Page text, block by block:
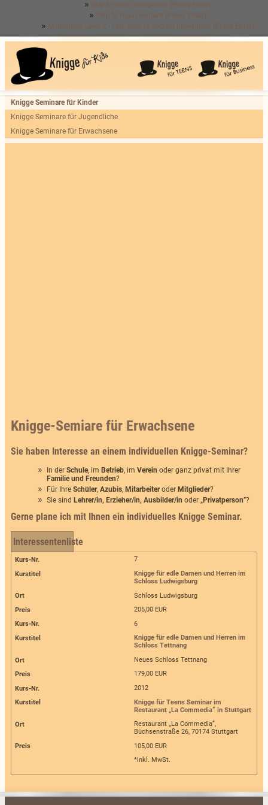
Skip to main navigation (Press Enter).
Skip to main content (Press Enter).
Mainmenu Level 2 - Left: Skip to section navigation (Press Enter).
Knigge Seminare für Kinder
Knigge Seminare für Jugendliche
Knigge Seminare für Erwachsene
Knigge-Semiare für Erwachsene
Sie haben Interesse an einem individuellen Knigge-Seminar?
In der Schule, im Betrieb, im Verein oder ganz privat mit Ihrer
Familie und Freunden?
Für Ihre Schüler, Azubis, Mitarbeiteroder Mitglieder?
Sie sind Lehrer/in, Erzieher/in, Ausbilder/in oder „Privatperson”?
Gerne plane ich mit Ihnen ein individuelles Knigge Seminar.
Interessentenliste
7
Knigge für edle Damen und Herren im
Schloss Ludwigsburg
Schloss Ludwigsburg
205,00 EUR
6
Knigge für edle Damen und Herren im
Schloss Tettnang
Neues Schloss Tettnang
179,00 EUR
2012
Knigge für Teens Seminar im
Restaurant „La Commedia” in Stuttgart
Restaurant „La Commedia”,
Büchsenstraße 26, 70174 Stuttgart
105,00 EUR
*inkl. MwSt.